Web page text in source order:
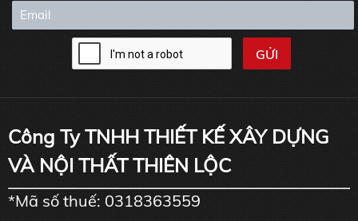
Công Ty TNHH THIẾT KẾ XÂY DỰNG
VÀ NỘI THẤT THIÊN LỘC
*Mã số thuế: 0318363559